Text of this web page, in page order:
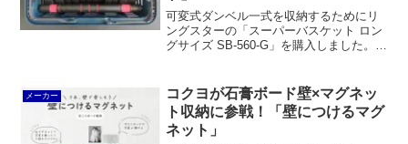
可変式ダンベル一式を収納するためにリ
ングスターの「スーパーバスケット ロン
グサイズ SB-560-G」を購入しました。ピ
山の「トランクカーゴ フラット天板仕様
浅型 30L GYCFL-50」も試してみまし
た。
メーカー
コクヨが石膏ボード壁×マグネッ
ト収納に参戦！「壁につけるマグ
ネット」